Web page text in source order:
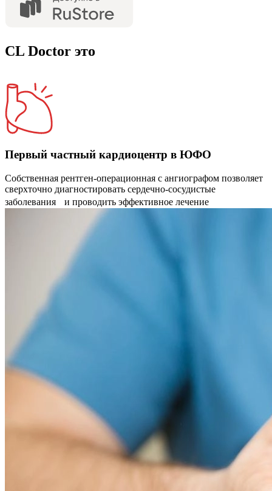
CL Doctor это
Первый частный кардиоцентр в ЮФО
Собственная рентген-операционная с ангиографом позволяет
сверхточно диагностировать сердечно-сосудистые
заболевания и проводить эффективное лечение